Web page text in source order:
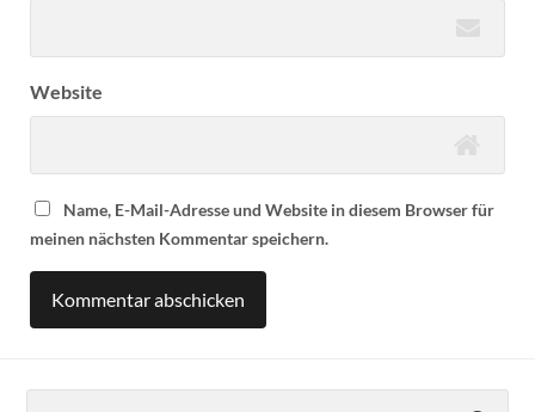
Website
Name, E-Mail-Adresse und Website in diesem Browser für
meinen nächsten Kommentar speichern.